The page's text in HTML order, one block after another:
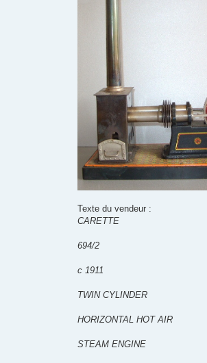
Texte du vendeur :
CARETTE
694/2
c 1911
TWIN CYLINDER
HORIZONTAL HOT AIR
STEAM ENGINE